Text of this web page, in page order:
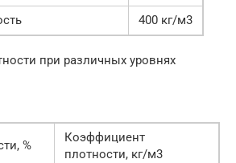
400 кг/м3
при различных уровнях
%
Коэффициент
плотности, кг/м3